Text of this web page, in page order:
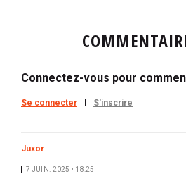
Connectez-vous pour
Se connecter S'inscrire
Juxor
7 JUIN. 2025 • 18:25